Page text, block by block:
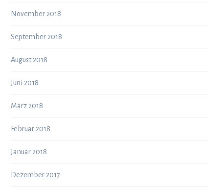
November 2018
September 2018
August 2018
Juni 2018
März 2018
Februar 2018
Januar 2018
Dezember 2017